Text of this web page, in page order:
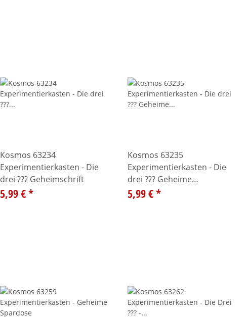
Kosmos 63234
Experimentierkasten - Die
drei ??? Geheimschrift
5,99 €*
Kosmos 63235
Experimentierkasten - Die
drei ??? Geheime
Botschaften
5,99 €*